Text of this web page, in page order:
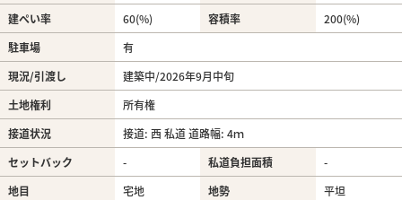
建ぺい率
60(%) 容積率
200(%)
駐車場
有
現況/引渡し
建築中/2026年9月中旬
土地権利
所有権
接道状況
接道: 西 私道 道路幅: 4ｍ
セットバック
- 私道負担面積
-
地目
宅地 地勢
平坦